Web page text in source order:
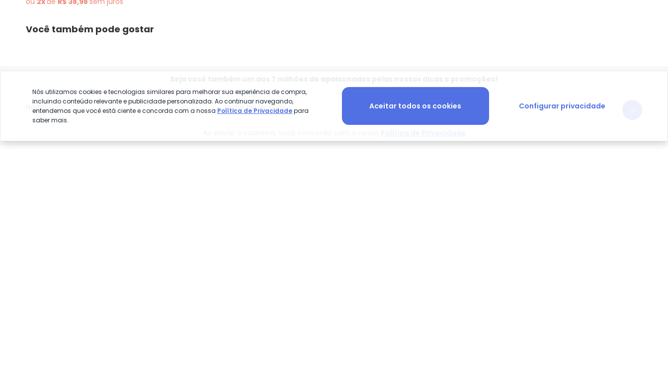
Você também pode gostar
Nome Digite seu e-mail Telefone
Nós utilizamos cookies e tecnologias similares para melhorar sua experiência de compra,
incluindo conteúdo relevante e publicidade personalizada. Ao continuar navegando,
entendemos que você está ciente e concorda com a nossa Política de Privacidadepara
saber mais.
Aceitar todos os cookies Configurar privacidade